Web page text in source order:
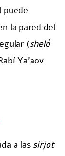
puede
la pared del
(sheló
Ya’aov
a las sirjot